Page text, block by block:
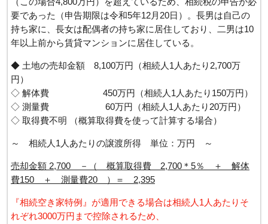
要であった（申告期限は令和5年12月20日）。長男は自己の
持ち家に、長女は配偶者の持ち家に居住しており、二男は10
年以上前から賃貸マンションに居住している。
◆ 土地の売却金額 8,100万円（相続人1人あたり2,700万
円）
◇ 解体費 450万円（相続人1人あたり150万円）
◇ 測量費 60万円（相続人1人あたり20万円）
◇ 取得費不明 （概算取得費を使って計算する場合）
～ 相続人1人あたりの譲渡所得 単位：万円 ～
売却金額 2,700 －（ 概算取得費 2,700＊5％ ＋ 解体
費150 ＋ 測量費20 ）＝ 2,395
『相続空き家特例』が適用できる場合は相続人1人あたりそ
れぞれ3000万円まで控除されるため、